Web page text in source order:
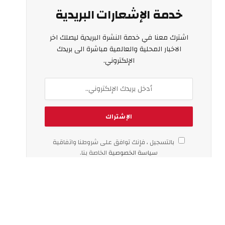
خدمة الإشعارات البريدية
اشترك معنا في خدمة النشرة البريدية ليصلك اخر
الاخبار المحلية والعالمية مباشرة الى بريدك
الإلكتروني.
بالتسجيل ، فإنك توافق على شروطنا واتفاقية
سياسة الخصوصية الخاصة بنا.